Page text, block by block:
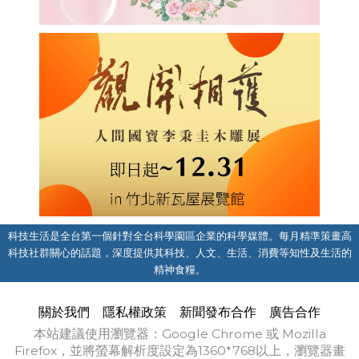
科技生活是全台第一個針對全台科學園區企業的科學媒體。每月精準策畫高
科技社群關心的話題，深度提供其科技、人文、生活、消費等知性及生活的
精神食糧。
關於我們 隱私權政策 新聞發布合作
廣告合作
本站建議使用瀏覽器：Google Chrome 或 Mozilla
Firefox，並將螢幕解析度設定為1360*768以上，瀏覽器畫